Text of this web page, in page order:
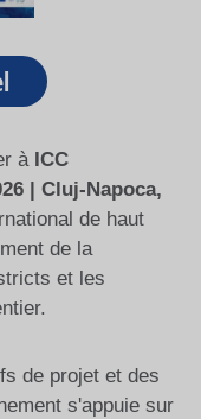
à ICC
| Cluj-Napoca,
de haut
de la
et les
de projet et des
s'appuie sur